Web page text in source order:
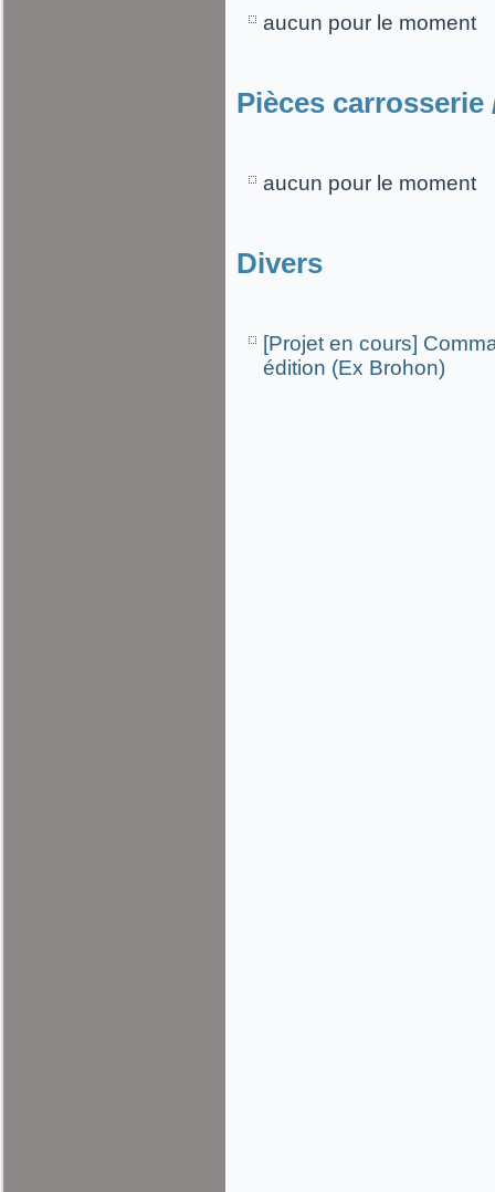
aucun pour le moment
Pièces
aucun pour le moment
Divers
[Projet en cours]
édition (Ex Brohon)